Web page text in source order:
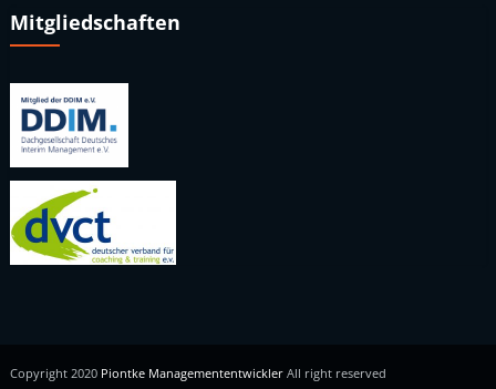
Mitgliedschaften
Copyright 2020 Piontke Managemententwickler All right reserved